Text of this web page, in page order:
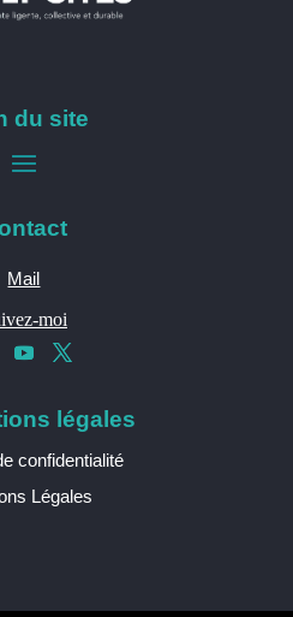
du site
Mail
moi
légales
confidentialité
Légales